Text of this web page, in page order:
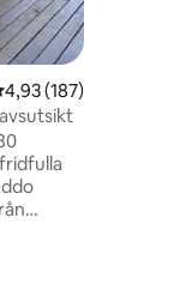
av 5 i
4,93 (187)
braai